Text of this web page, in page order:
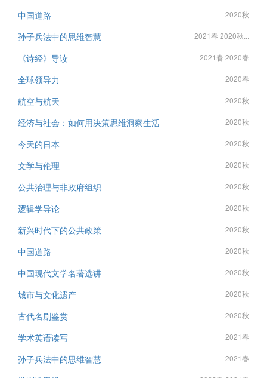
中国道路 2020秋
孙子兵法中的思维智慧 2021春 2020秋...
《诗经》导读 2021春 2020春
全球领导力 2020春
航空与航天 2020秋
经济与社会：如何用决策思维洞察生活 2020秋
今天的日本 2020秋
文学与伦理 2020秋
公共治理与非政府组织 2020秋
逻辑学导论 2020秋
新兴时代下的公共政策 2020秋
中国道路 2020秋
中国现代文学名著选讲 2020秋
城市与文化遗产 2020秋
古代名剧鉴赏 2020秋
学术英语读写 2021春
孙子兵法中的思维智慧 2021春